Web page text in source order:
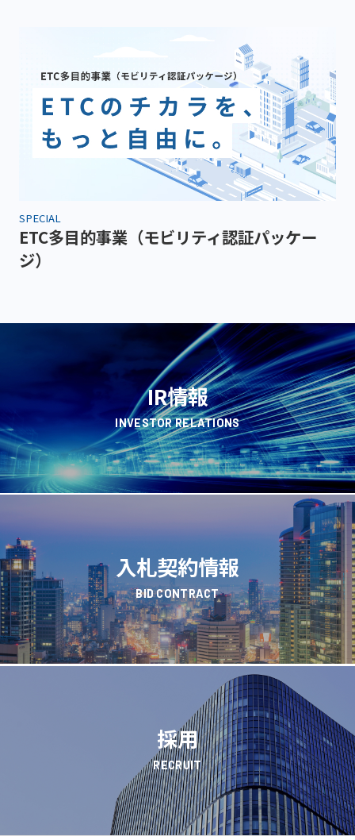
SPECIAL
ETC多目的事業（モビリティ認証パッケー
ジ）
IR情報
INVESTOR RELATIONS
入札契約情報
BID CONTRACT
採用
RECRUIT